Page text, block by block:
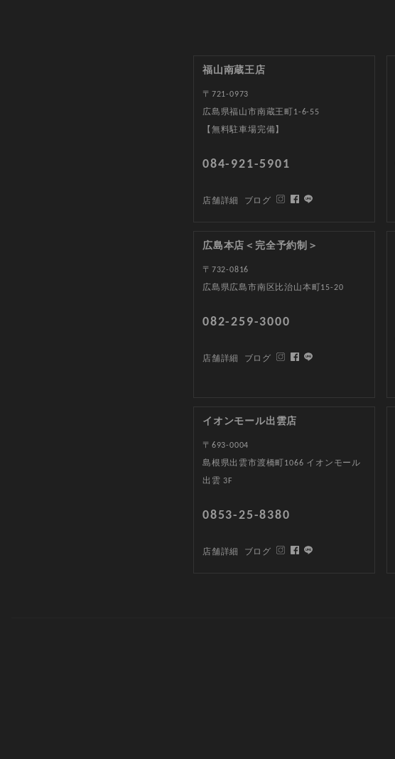
福山南蔵王店
〒721-0973
広島県福山市南蔵王町1-6-55
【無料駐車場完備】
084-921-5901
店舗詳細 ブログ
広島本店＜完全予約制＞
〒732-0816
広島県広島市南区比治山本町15-20
082-259-3000
店舗詳細 ブログ
イオンモール出雲店
〒693-0004
島根県出雲市渡橋町1066 イオンモール
出雲 3F
0853-25-8380
店舗詳細 ブログ